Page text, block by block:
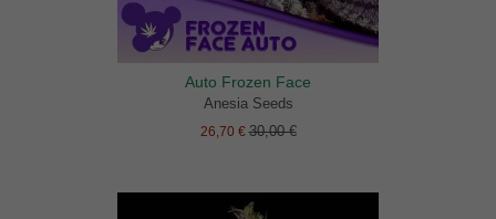
Auto Frozen Face
Anesia Seeds
26,70 €30,00 €